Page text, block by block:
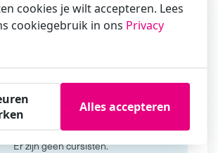
ook een cursist?
toe
Er zijn geencursisten.
cookies je wilt accepteren. Lees
cookiegebruik in ons Privacy
Alles accepteren